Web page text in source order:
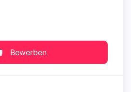
Bewerben